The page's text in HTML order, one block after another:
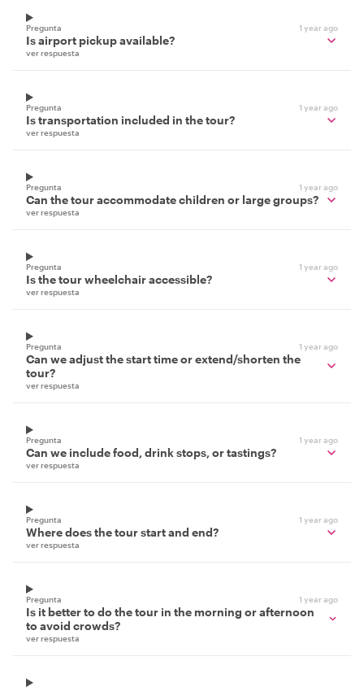
Pregunta 1 year ago
Is airport pickup available?
ver respuesta
Pregunta 1 year ago
Is transportation included in the tour?
ver respuesta
Pregunta 1 year ago
Can the tour accommodate children or large groups?
ver respuesta
Pregunta 1 year ago
Is the tour wheelchair accessible?
ver respuesta
Pregunta 1 year ago
Can we adjust the start time or extend/shorten the
tour?
ver respuesta
Pregunta 1 year ago
Can we include food, drink stops, or tastings?
ver respuesta
Pregunta 1 year ago
Where does the tour start and end?
ver respuesta
Pregunta 1 year ago
Is it better to do the tour in the morning or afternoon
to avoid crowds?
ver respuesta